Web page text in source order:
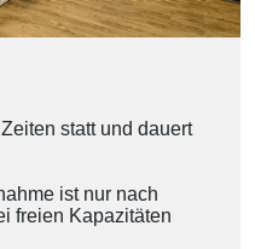
statt und dauert
ist nur nach
freien Kapazitäten